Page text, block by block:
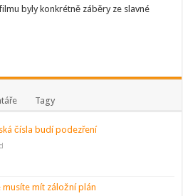
byly konkrétně záběry ze slavné
Tagy
čísla budí podezření
mít záložní plán